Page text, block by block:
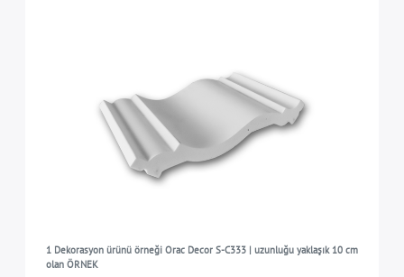
1 Dekorasyon ürünü örneği Orac Decor S-C333 | uzunluğu yaklaşık 10 cm
olan ÖRNEK